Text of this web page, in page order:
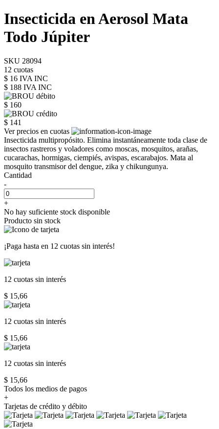
Insecticida en Aerosol Mata
Todo Júpiter
SKU 28094
12 cuotas
$ 16 IVA INC
$ 188 IVA INC
$ 160
$ 141
Ver precios en cuotas
Insecticida multipropósito. Elimina instantáneamente toda clase de
insectos rastreros y voladores como moscas, mosquitos, arañas,
cucarachas, hormigas, ciempiés, avispas, escarabajos. Mata al
mosquito transmisor del dengue, zika y chikungunya.
Cantidad
-
+
No hay suficiente stock disponible
Producto sin stock
¡Paga hasta en 12 cuotas sin interés!
12 cuotas sin interés
$ 15,66
12 cuotas sin interés
$ 15,66
12 cuotas sin interés
$ 15,66
Todos los medios de pagos
+
Tarjetas de crédito y débito